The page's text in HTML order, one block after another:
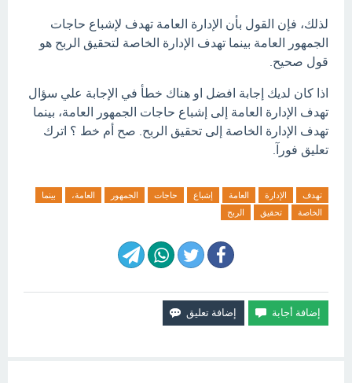
لذلك، فإن القول بأن الإدارة العامة تهدف لإشباع حاجات
الجمهور العامة بينما تهدف الإدارة الخاصة لتحقيق الربح هو
قول صحيح.
اذا كان لديك إجابة افضل او هناك خطأ في الإجابة علي سؤال
تهدف الإدارة العامة إلى إشباع حاجات الجمهور العامة، بينما
تهدف الإدارة الخاصة إلى تحقيق الربح. صح أم خط ؟ اترك
تعليق فورآ.
تهدف الإدارة العامة إشباع حاجات الجمهور العامة،
بينما
الخاصة
تحقيق الربح